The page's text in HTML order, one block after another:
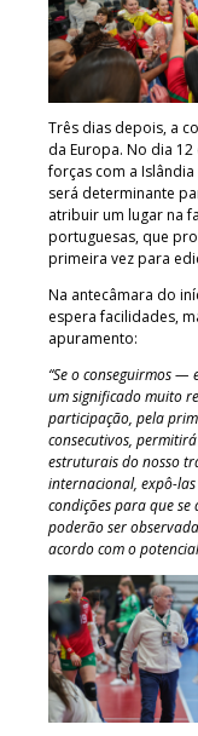
Três dias depois, a
da Europa. No dia
forças com a
será determinante
atribuir um lugar na
portuguesas, que
primeira vez para
Na antecâmara do
espera facilidades,
apuramento:
“Se o conseguirmos —
um significado muito
participação, pela
consecutivos,
estruturais do nosso
internacional, expô-
condições para que se
poderão ser
acordo com o